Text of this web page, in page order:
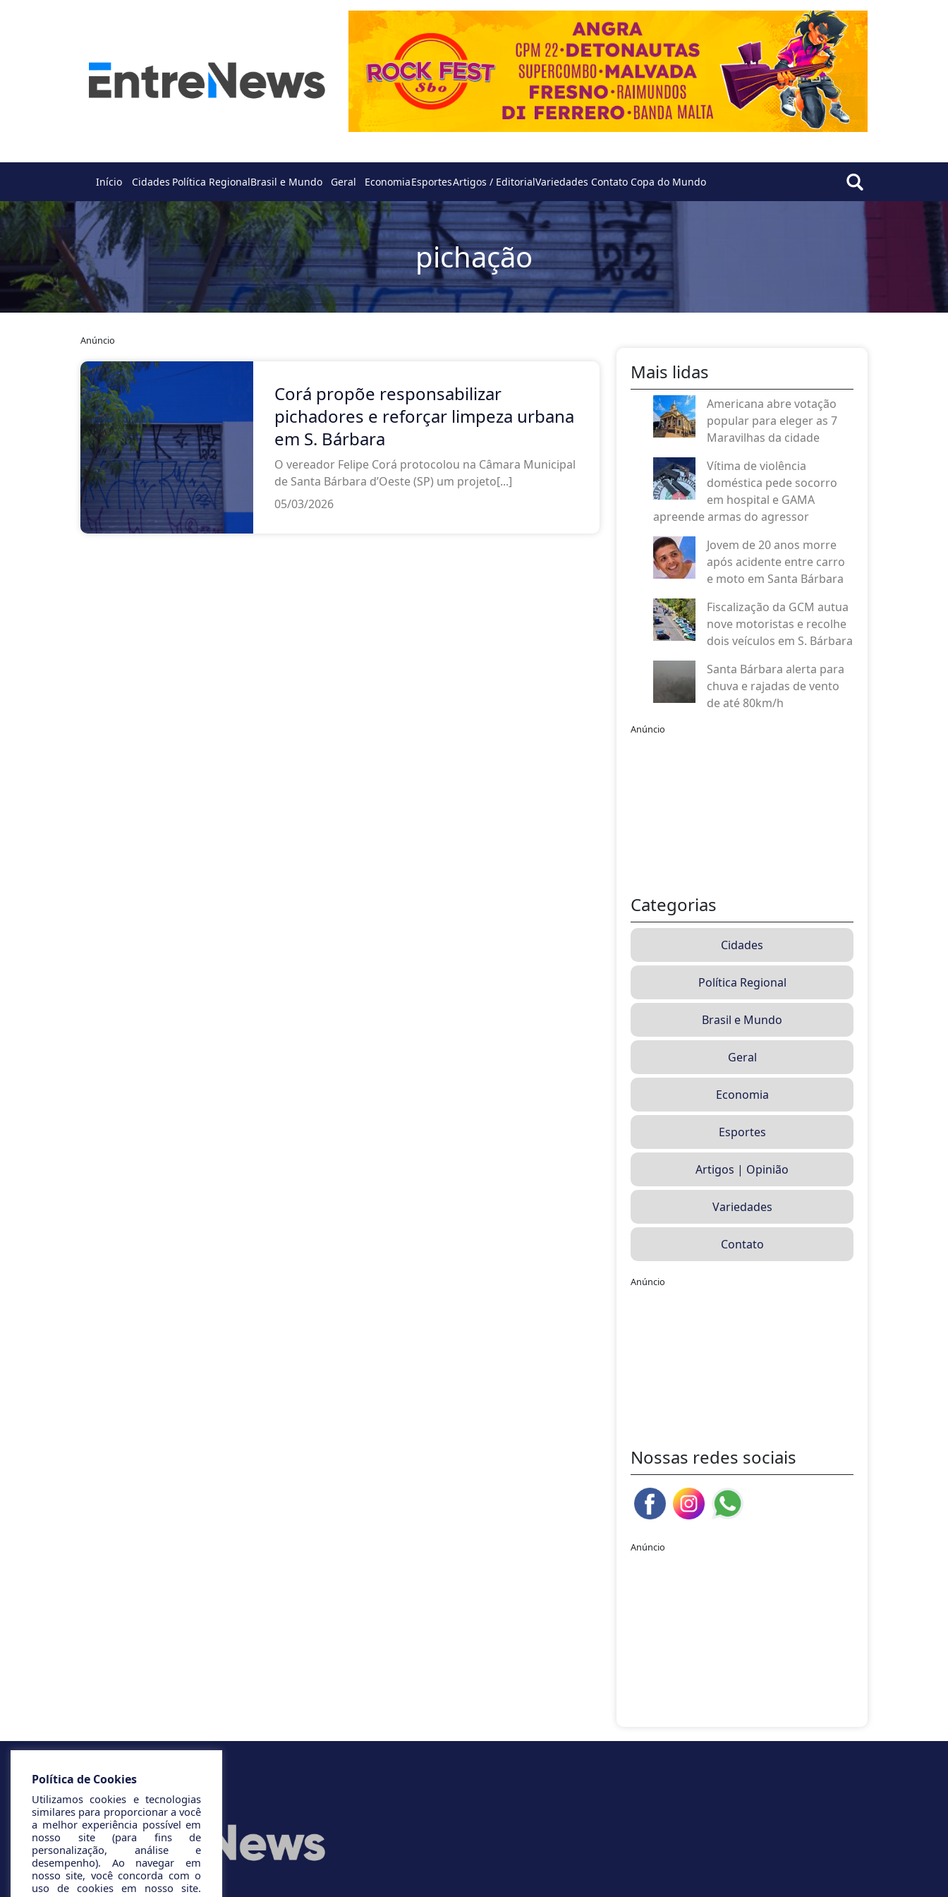
Início Cidades Política RegionalBrasil e Mundo Geral EconomiaEsportesArtigos / EditorialVariedades Contato Copa do Mundo
pichação
Anúncio
Corá propõe responsabilizar
pichadores e reforçar limpeza urbana
em S. Bárbara
O vereador Felipe Corá protocolou na Câmara Municipal
de Santa Bárbara d’Oeste (SP) um projeto[...]
05/03/2026
Mais lidas
Americana abre votação
popular para eleger as 7
Maravilhas da cidade
Vítima de violência
doméstica pede socorro
em hospital e GAMA
apreende armas do agressor
Jovem de 20 anos morre
após acidente entre carro
e moto em Santa Bárbara
Fiscalização da GCM autua
nove motoristas e recolhe
dois veículos em S. Bárbara
Santa Bárbara alerta para
chuva e rajadas de vento
de até 80km/h
Anúncio
Categorias
Cidades
Política Regional
Brasil e Mundo
Geral
Economia
Esportes
Artigos | Opinião
Variedades
Contato
Anúncio
Nossas redes sociais
Anúncio
Política de Cookies
Utilizamos cookies e tecnologias
similares para proporcionar a você
a melhor experiência possível em
nosso site (para fins de
personalização, análise e
desempenho). Ao navegar em
nosso site, você concorda com o
uso de cookies em nosso site.